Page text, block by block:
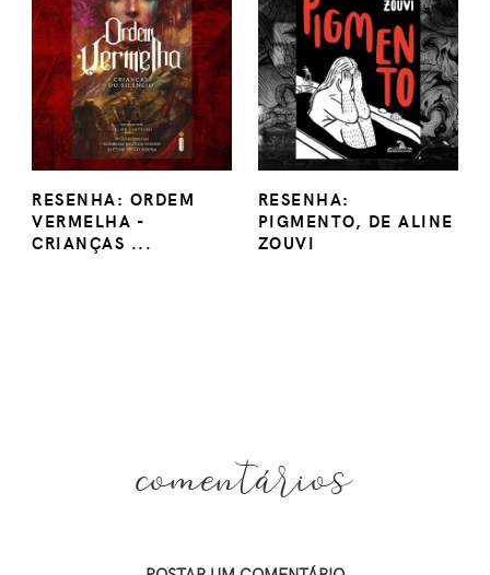
RESENHA: ORDEM
VERMELHA -
CRIANÇAS ...
RESENHA:
PIGMENTO, DE ALINE
ZOUVI
comentários